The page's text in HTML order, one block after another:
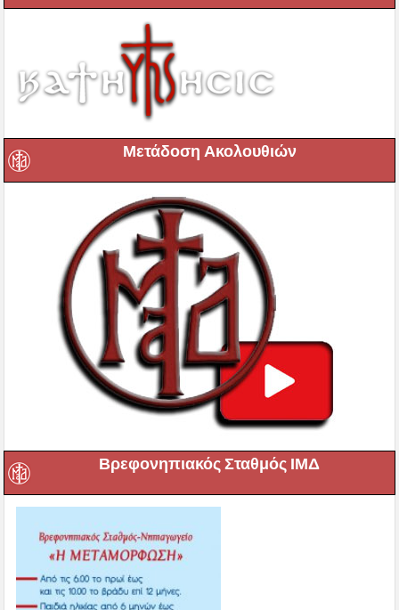
Μετάδοση Ακολουθιών
Βρεφονηπιακός Σταθμός ΙΜΔ